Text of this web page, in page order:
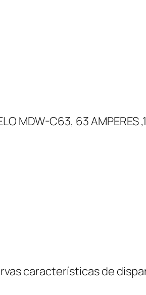
MDW-C63, 63 AMPERES
características de